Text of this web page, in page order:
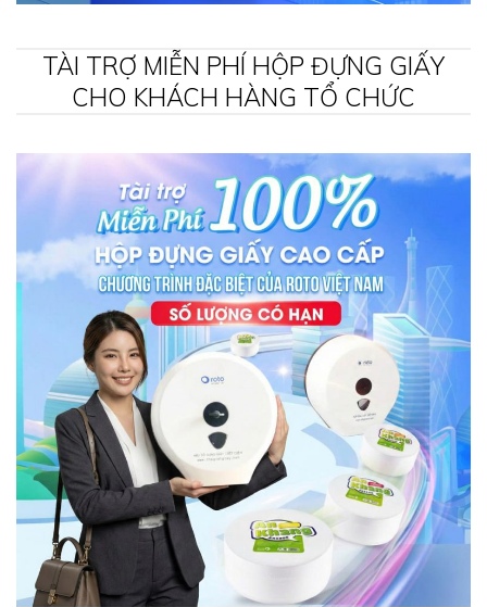
TÀI TRỢ MIỄN PHÍ HỘP ĐỰNG GIẤY
CHO KHÁCH HÀNG TỔ CHỨC